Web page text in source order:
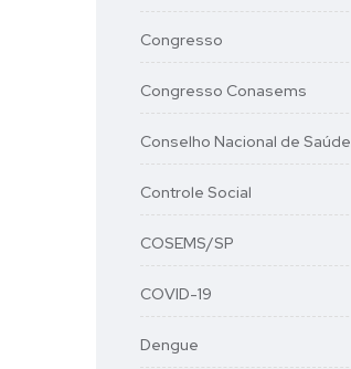
Congresso
Congresso Conasems
Conselho Nacional de Saúde
Controle Social
COSEMS/SP
COVID-19
Dengue